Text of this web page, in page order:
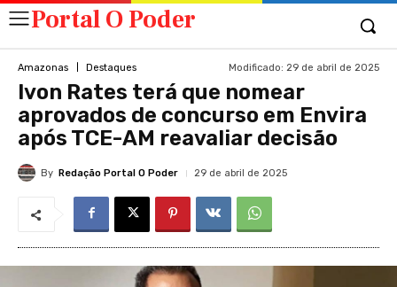
Portal O Poder
Amazonas Destaques Modificado: 29 de abril de 2025
Ivon Rates terá que nomear
aprovados de concurso em Envira
após TCE-AM reavaliar decisão
By Redação Portal O Poder 29 de abril de 2025